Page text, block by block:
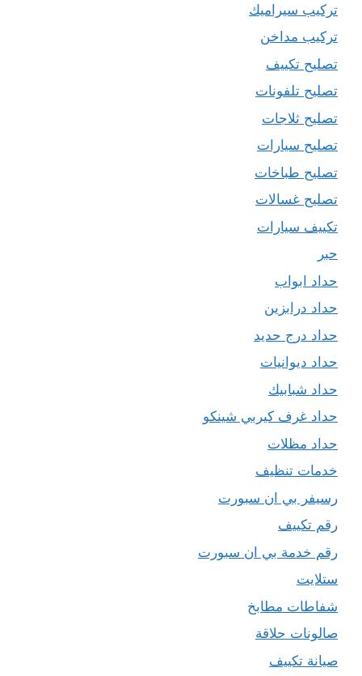
تركيب سيراميك
تركيب مداخن
تصليح تكييف
تصليح تلفونات
تصليح ثلاجات
تصليح سيارات
تصليح طباخات
تصليح غسالات
تكييف سيارات
حبر
حداد ابواب
حداد درابزين
حداد درج حديد
حداد ديوانيات
حداد شبابيك
حداد غرف كيربي شينكو
حداد مظلات
خدمات تنظيف
رسيفر بي ان سبورت
رقم تكييف
رقم خدمة بي ان سبورت
ستلايت
شفاطات مطابخ
صالونات حلاقة
صيانة تكييف